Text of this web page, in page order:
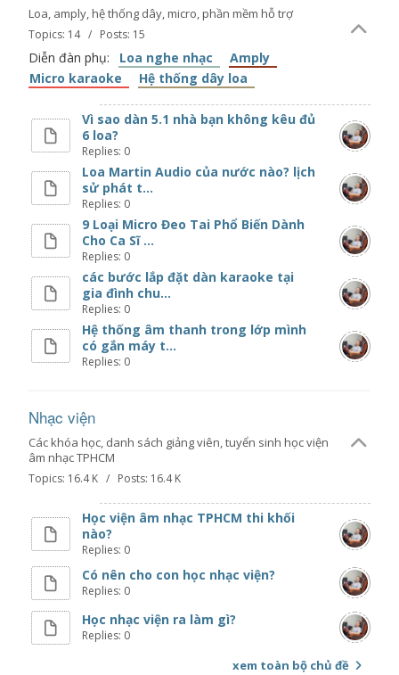
Loa, amply, hệ thống dây, micro, phần mềm hỗ trợ
Topics: 14 / Posts: 15
Diễn đàn phụ: Loa nghe nhạc
Amply
Micro karaoke
Hệ thống dây loa
Vì sao dàn 5.1 nhà bạn không kêu đủ
6 loa?
Replies: 0
Loa Martin Audio của nước nào? lịch
sử phát t...
Replies: 0
9 Loại Micro Đeo Tai Phổ Biến Dành
Cho Ca Sĩ ...
Replies: 0
các bước lắp đặt dàn karaoke tại
gia đình chu...
Replies: 0
Hệ thống âm thanh trong lớp mình
có gắn máy t...
Replies: 0
Nhạc viện
Các khóa học, danh sách giảng viên, tuyển sinh học viện
âm nhạc TPHCM
Topics: 16.4 K / Posts: 16.4 K
Học viện âm nhạc TPHCM thi khối
nào?
Replies: 0
Có nên cho con học nhạc viện?
Replies: 0
Học nhạc viện ra làm gì?
Replies: 0
xem toàn bộ chủ đề